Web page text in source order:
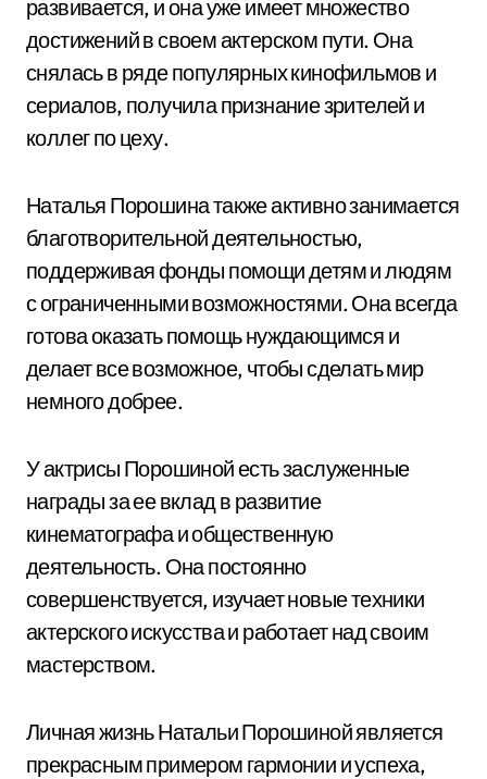
развивается, и она уже имеет множество
достижений в своем актерском пути. Она
снялась в ряде популярных кинофильмов и
сериалов, получила признание зрителей и
коллег по цеху.
Наталья Порошина также активно занимается
благотворительной деятельностью,
поддерживая фонды помощи детям и людям
с ограниченными возможностями. Она всегда
готова оказать помощь нуждающимся и
делает все возможное, чтобы сделать мир
немного добрее.
У актрисы Порошиной есть заслуженные
награды за ее вклад в развитие
кинематографа и общественную
деятельность. Она постоянно
совершенствуется, изучает новые техники
актерского искусства и работает над своим
мастерством.
Личная жизнь Натальи Порошиной является
прекрасным примером гармонии и успеха,